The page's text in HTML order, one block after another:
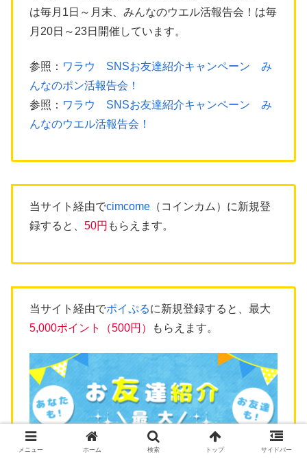
は毎月1日～月末、みんなのウエル活報告会！は毎
月20日～23日開催しています。
参照： ワラウ SNSお友達紹介キャンペーン み
んなのポン活報告会！
参照： ワラウ SNSお友達紹介キャンペーン み
んなのウエル活報告会！
当サイト経由でcimcome （コインカム）に新規登
録すると、 50円 もらえます。
当サイト経由でポイぷるに新規登録すると、最大
5,000ポイント（500円）
もらえます。
メニュー ホーム 検索 トップ サイドバー